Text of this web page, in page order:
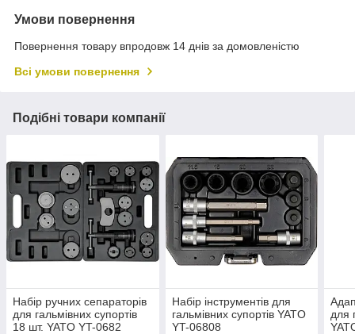
Умови повернення
Повернення товару впродовж 14 днів за домовленістю
Всі умови повернення
Подібні товари компанії
Набір ручних сепараторів
для гальмівних супортів
18 шт. YATO YT-0682
Набір інструментів для
гальмівних супортів YATO
YT-06808
для